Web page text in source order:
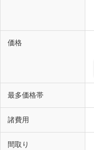
価格
最多価格帯
諸費用
間取り